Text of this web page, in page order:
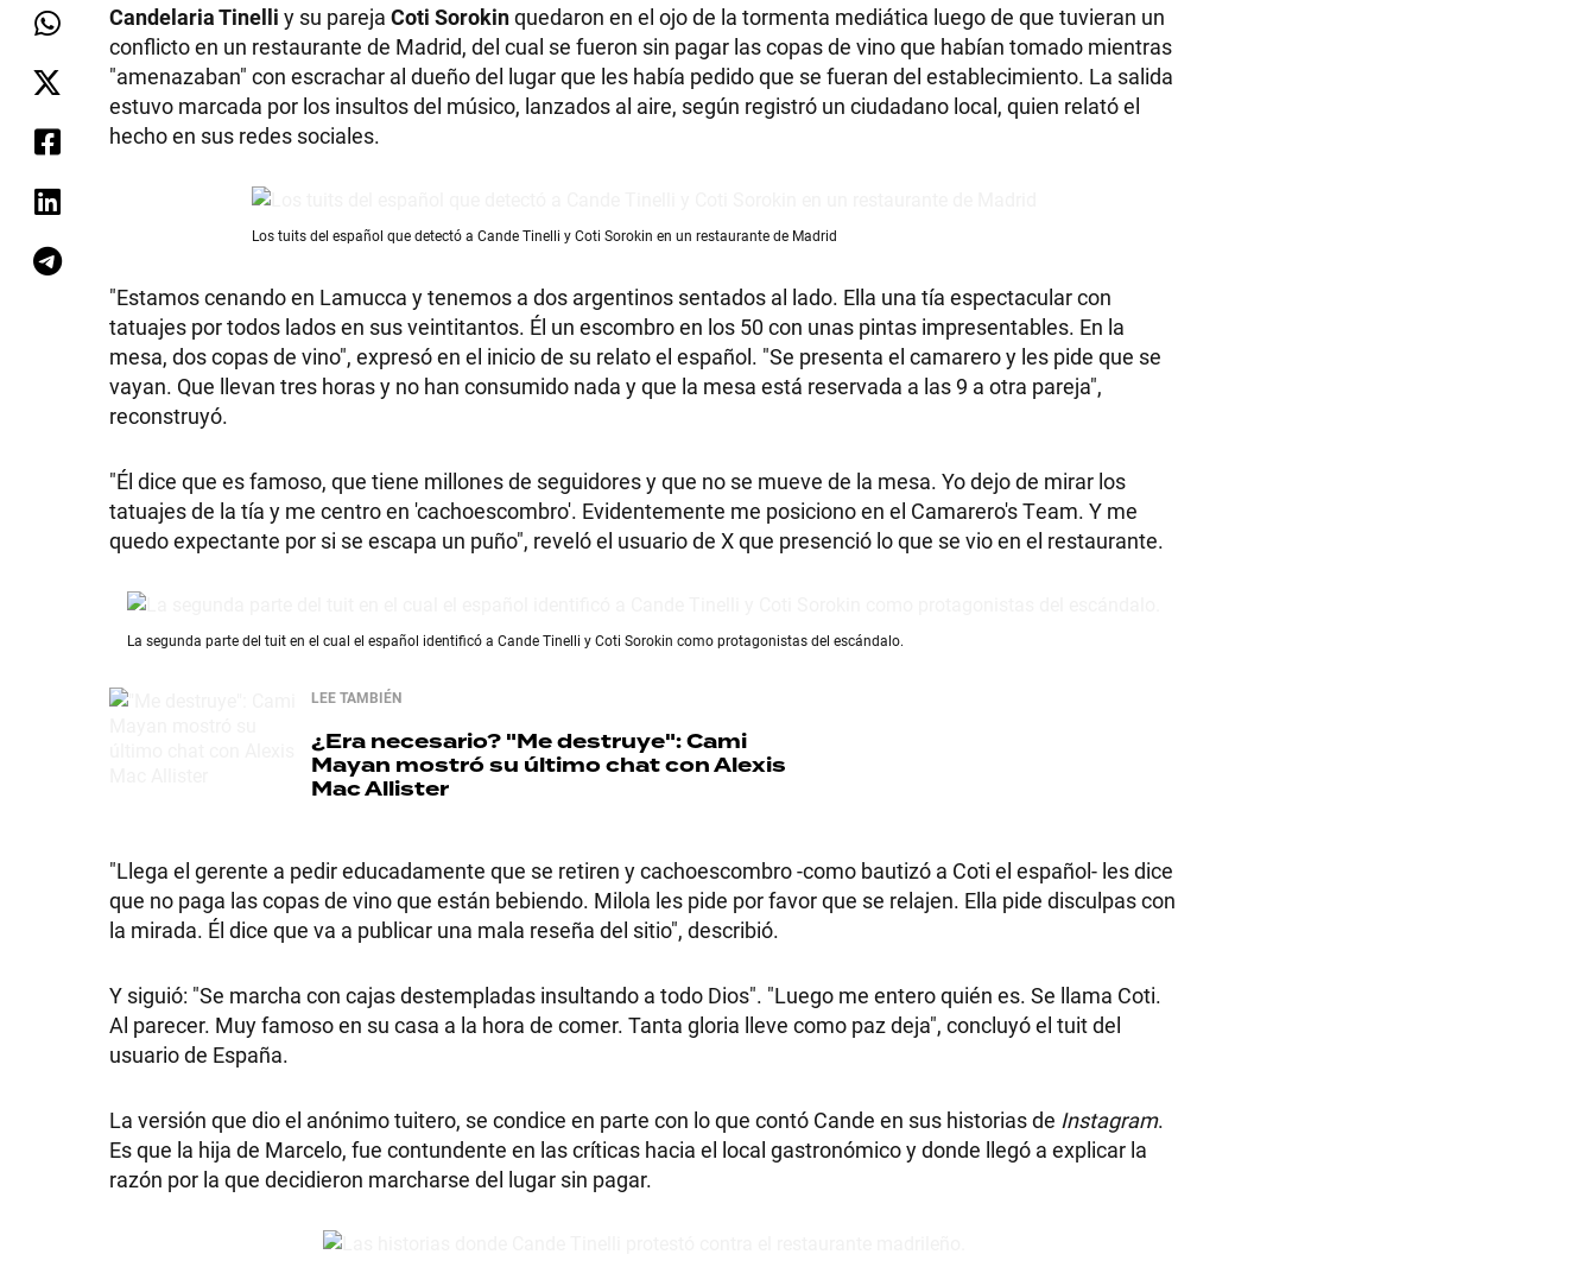
Candelaria Tinelli y su pareja Coti Sorokinquedaron en el ojo de la tormenta mediática luego de que tuvieran un
conflicto en un restaurante de Madrid, del cual se fueron sin pagar las copas de vino que habían tomado mientras
"amenazaban" con escrachar al dueño del lugar que les había pedido que se fueran del establecimiento. La salida
estuvo marcada por los insultos del músico, lanzados al aire, según registró un ciudadano local, quien relató el
hecho en sus redes sociales.
Los tuits del español que detectó a Cande Tinelli y Coti Sorokin en un restaurante de Madrid
"Estamos cenando en Lamucca y tenemos a dos argentinos sentados al lado. Ella una tía espectacular con
tatuajes por todos lados en sus veintitantos. Él un escombro en los 50 con unas pintas impresentables. En la
mesa, dos copas de vino", expresó en el inicio de su relato el español. "Se presenta el camarero y les pide que se
vayan. Que llevan tres horas y no han consumido nada y que la mesa está reservada a las 9 a otra pareja",
reconstruyó.
"Él dice que es famoso, que tiene millones de seguidores y que no se mueve de la mesa. Yo dejo de mirar los
tatuajes de la tía y me centro en 'cachoescombro'. Evidentemente me posiciono en el Camarero's Team. Y me
quedo expectante por si se escapa un puño", reveló el usuario de X que presenció lo que se vio en el restaurante.
La segunda parte del tuit en el cual el español identificó a Cande Tinelli y Coti Sorokin como protagonistas del escándalo.
LEE TAMBIÉN
¿Era necesario? "Me destruye": Cami
Mayan mostró su último chat con Alexis
Mac Allister
"Llega el gerente a pedir educadamente que se retiren y cachoescombro -como bautizó a Coti el español- les dice
que no paga las copas de vino que están bebiendo. Milola les pide por favor que se relajen. Ella pide disculpas con
la mirada. Él dice que va a publicar una mala reseña del sitio", describió.
Y siguió: "Se marcha con cajas destempladas insultando a todo Dios". "Luego me entero quién es. Se llama Coti.
Al parecer. Muy famoso en su casa a la hora de comer. Tanta gloria lleve como paz deja", concluyó el tuit del
usuario de España.
La versión que dio el anónimo tuitero, se condice en parte con lo que contó Cande en sus historias de Instagram.
Es que la hija de Marcelo, fue contundente en las críticas hacia el local gastronómico y donde llegó a explicar la
razón por la que decidieron marcharse del lugar sin pagar.
SHOW
POLÍTICA
ACTUALIDAD
POLICIALES
PALABRAS
Seguinos